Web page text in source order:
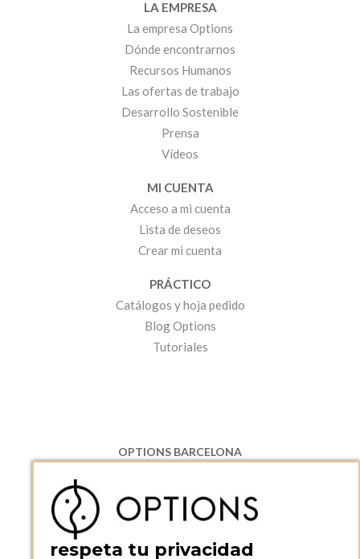
LA EMPRESA
La empresa Options
Dónde encontrarnos
Recursos Humanos
Las ofertas de trabajo
Desarrollo Sostenible
Prensa
Vídeos
MI CUENTA
Acceso a mi cuenta
Lista de deseos
Crear mi cuenta
PRÁCTICO
Catálogos y hoja pedido
Blog Options
Tutoriales
OPTIONS BARCELONA
08130 Santa Perpetua de Moguda, Barcelona
ESPAñA
Teléfono:
+34 935 724 041
OPTIONS BARCELONA SHOWROOM
respeta tu privacidad